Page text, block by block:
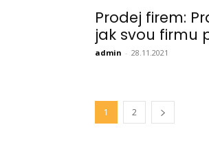
Prodej firem:
jak svou firmu
admin - 28.11.2021
1 2